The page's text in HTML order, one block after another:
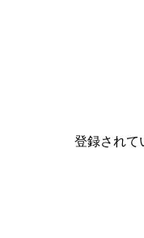
登録されて